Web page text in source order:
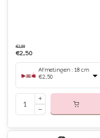
€2,99
€2,50
Afmetingen : 18 cm
€2,50